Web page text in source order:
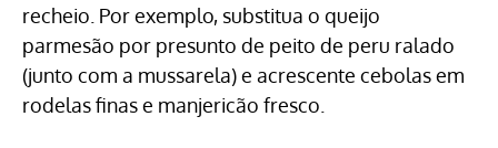
recheio. Por exemplo, substitua o queijo
parmesão por presunto de peito de peru ralado
(junto com a mussarela) e acrescente cebolas em
rodelas finas e manjericão fresco.